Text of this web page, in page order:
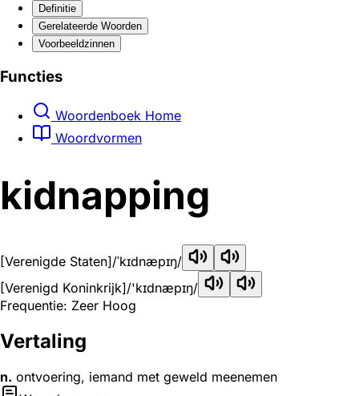
Definitie
Gerelateerde Woorden
Voorbeeldzinnen
Functies
Woordenboek Home
Woordvormen
kidnapping
[Verenigde Staten]/ˈkɪdnæpɪŋ/
[Verenigd Koninkrijk]/'kɪdnæpɪŋ/
Frequentie: Zeer Hoog
Vertaling
n. ontvoering, iemand met geweld meenemen